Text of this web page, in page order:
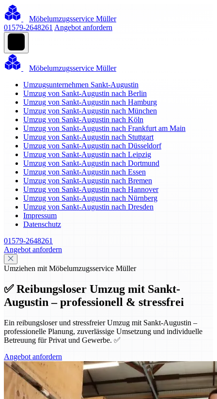
Möbelumzugsservice Müller
01579-2648261 Angebot anfordern
Möbelumzugsservice Müller
Umzugsunternehmen Sankt-Augustin
Umzug von Sankt-Augustin nach Berlin
Umzug von Sankt-Augustin nach Hamburg
Umzug von Sankt-Augustin nach München
Umzug von Sankt-Augustin nach Köln
Umzug von Sankt-Augustin nach Frankfurt am Main
Umzug von Sankt-Augustin nach Stuttgart
Umzug von Sankt-Augustin nach Düsseldorf
Umzug von Sankt-Augustin nach Leipzig
Umzug von Sankt-Augustin nach Dortmund
Umzug von Sankt-Augustin nach Essen
Umzug von Sankt-Augustin nach Bremen
Umzug von Sankt-Augustin nach Hannover
Umzug von Sankt-Augustin nach Nürnberg
Umzug von Sankt-Augustin nach Dresden
Impressum
Datenschutz
01579-2648261
Angebot anfordern
Umziehen mit Möbelumzugsservice Müller
✅ Reibungsloser Umzug mit Sankt-
Augustin – professionell & stressfrei
Ein reibungsloser und stressfreier Umzug mit Sankt-Augustin –
professionelle Planung, zuverlässige Umsetzung und individuelle
Betreuung für Privat und Gewerbe. ✅
Angebot anfordern